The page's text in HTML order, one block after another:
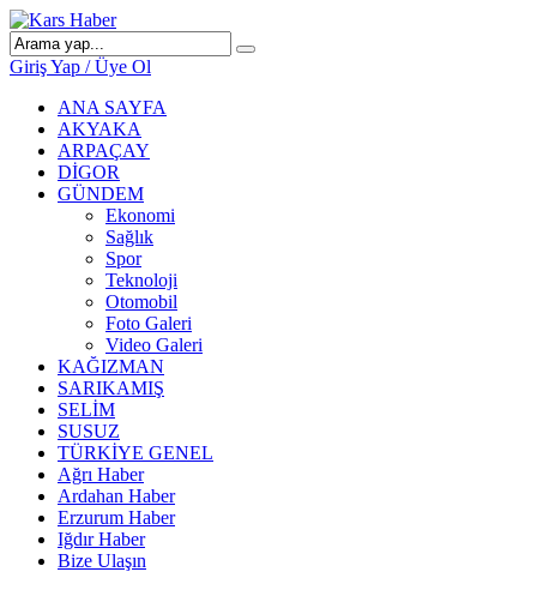
Giriş Yap / Üye Ol
ANA SAYFA
AKYAKA
ARPAÇAY
DİGOR
GÜNDEM
Ekonomi
Sağlık
Spor
Teknoloji
Otomobil
Foto Galeri
Video Galeri
KAĞIZMAN
SARIKAMIŞ
SELİM
SUSUZ
TÜRKİYE GENEL
Ağrı Haber
Ardahan Haber
Erzurum Haber
Iğdır Haber
Bize Ulaşın